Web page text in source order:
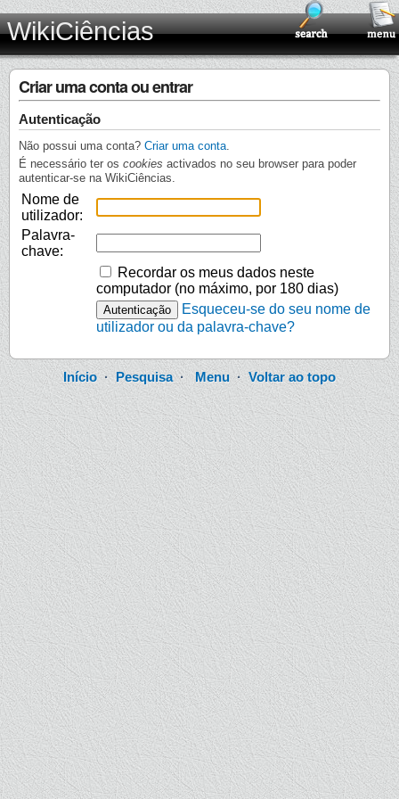
WikiCiências
Criar uma conta ou entrar
Autenticação
Não possui uma conta? Criar uma conta
É necessário ter os cookies activados no seu browser para poder
autenticar-se na WikiCiências.
Nome de
utilizador:
Palavra-
chave:
Recordar os meus dados neste
computador (no máximo, por 180 dias)
Esqueceu-se do seu nome de
utilizador ou da palavra-chave?
Início· Pesquisa·Menu ·Voltar ao topo